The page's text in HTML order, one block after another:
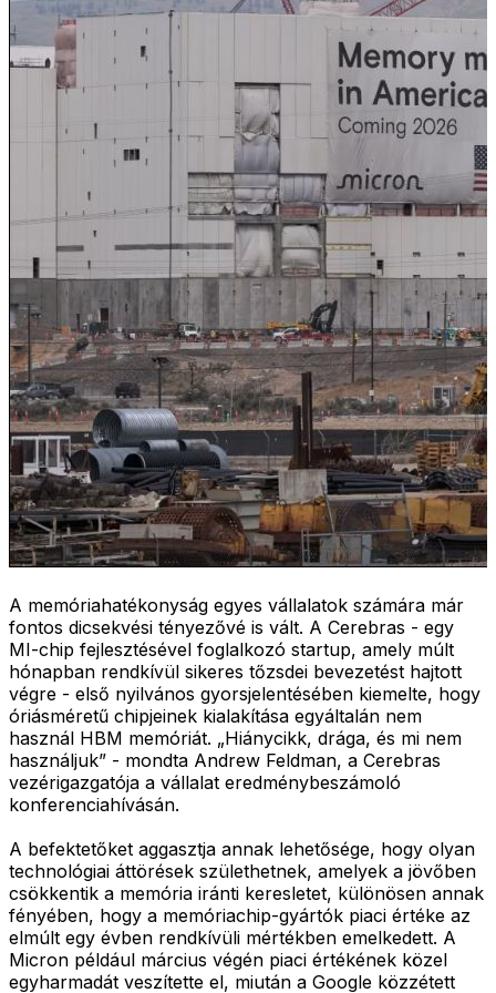
A memóriahatékonyság egyes vállalatok számára már
fontos dicsekvési tényezővé is vált. A Cerebras - egy
MI-chip fejlesztésével foglalkozó startup, amely múlt
hónapban rendkívül sikeres tőzsdei bevezetést hajtott
végre - első nyilvános gyorsjelentésében kiemelte, hogy
óriásméretű chipjeinek kialakítása egyáltalán nem
használ HBM memóriát. „Hiánycikk, drága, és mi nem
használjuk” - mondta Andrew Feldman, a Cerebras
vezérigazgatója a vállalat eredménybeszámoló
konferenciahívásán.
A befektetőket aggasztja annak lehetősége, hogy olyan
technológiai áttörések születhetnek, amelyek a jövőben
csökkentik a memória iránti keresletet, különösen annak
fényében, hogy a memóriachip-gyártók piaci értéke az
elmúlt egy évben rendkívüli mértékben emelkedett. A
Micron például március végén piaci értékének közel
egyharmadát veszítette el, miután a Google közzétett